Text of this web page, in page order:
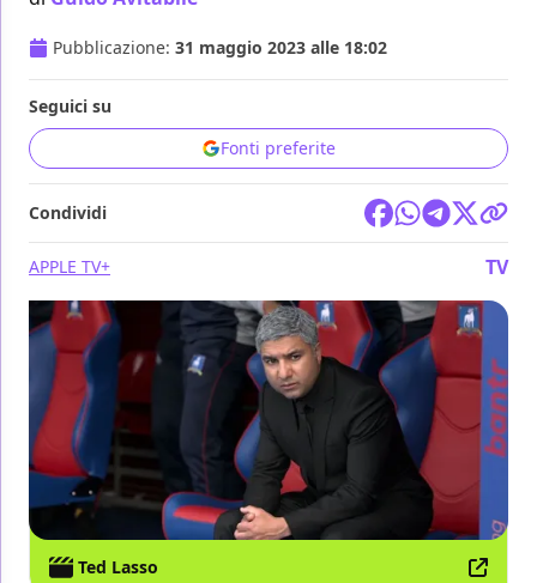
Pubblicazione: 31 maggio 2023 alle 18:02
Seguici su
Fonti preferite
Condividi
APPLE TV+ TV
Ted Lasso